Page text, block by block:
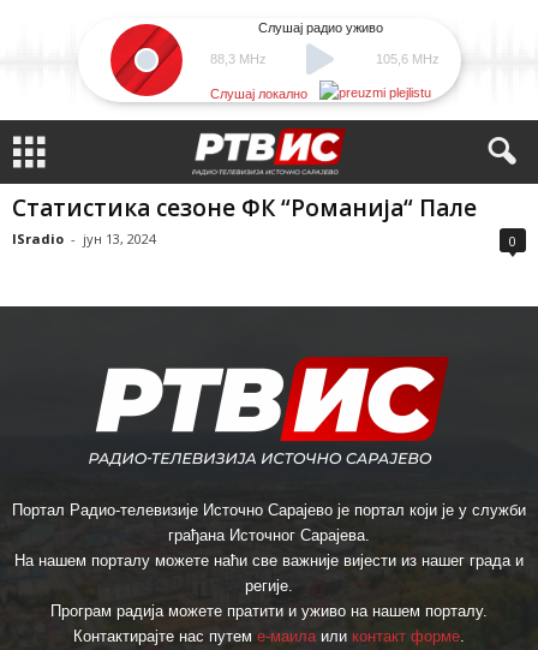
88,3 MHz
Слушај радио уживо
105,6 MHz
Слушај локално
Статистика сезоне ФК “Романија“ Пале
ISradio - јун 13, 2024 0
Портал Радио-телевизије Источно Сарајево је портал који је у служби
грађана Источног Сарајева.
На нашем порталу можете наћи све важније вијести из нашег града и
регије.
Програм радија можете пратити и уживо на нашем порталу.
Контактирајте нас путем е-маилаили контакт форме.